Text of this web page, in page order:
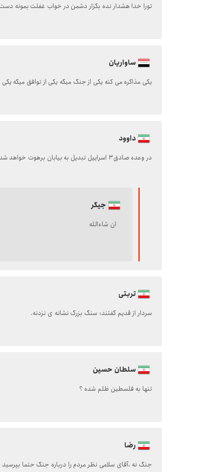
تورا خدا هشدار نده بگزار دشمن در خواب غفلت بمونه دست
ساواریان
یکی مذاکره می کنه یکی از جنگ میگه یکی از توافق میگه
داوود
در وعده صادق3 اسراییل تبدیل به بیابان برهوت خواهد شد.
جیگر
ان شاءالله
تربتی
سردار از قدیم گفتند: سنگ بزرگ نشانه ی نزدنه.
سلطان حسین
تنها به فلسطین ظلم شده ؟
رضا
جنگ نه ،آقای سلامی نظر مردم را درباره جنگ حتما